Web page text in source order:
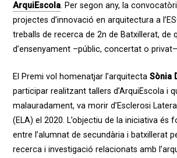
ArquiEscola. Per segon any, la
projectes d’innovació en arquitectura a
treballs de recerca de 2n de Batxillerat, de
d’ensenyament –públic, concertat o
El Premi vol homenatjar l’arquitecta Sònia
participar realitzant tallers d’ArquiEscola i
malauradament, va morir d’Esclerosi
(ELA) el 2020. L’objectiu de la iniciativa és
entre l’alumnat de secundària i batxillerat
recerca i investigació relacionats amb